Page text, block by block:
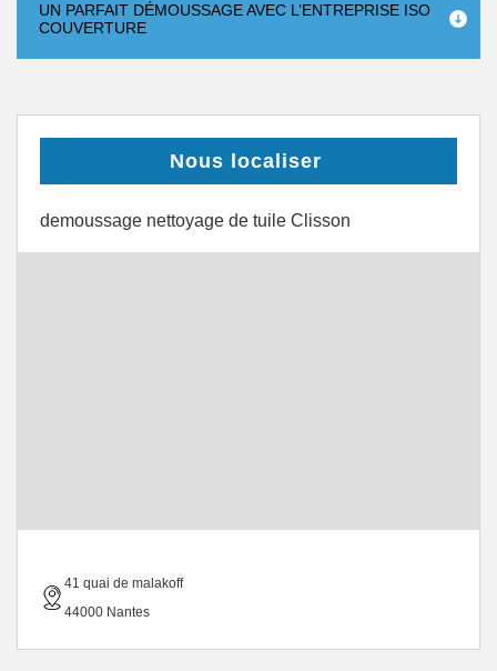
UN PARFAIT DÉMOUSSAGE AVEC L’ENTREPRISE ISO
COUVERTURE
Nous localiser
demoussage nettoyage de tuile Clisson
41 quai de malakoff
44000 Nantes